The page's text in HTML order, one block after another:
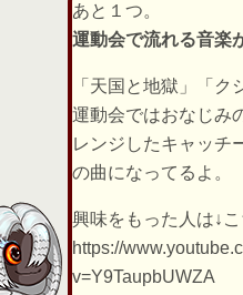
あと１つ。
運動会で流れる音楽
「天国と地獄」「
運動会ではおなじみ
レンジしたキャッチ
の曲になってるよ。
興味をもった人は↓
https://
v=Y9TaupbUWZA